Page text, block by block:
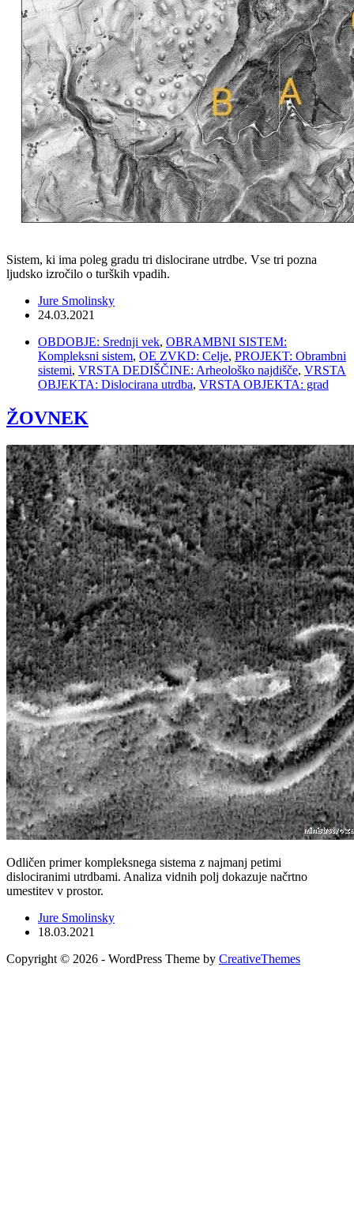
Sistem, ki ima poleg gradu tri dislocirane utrdbe. Vse tri pozna
ljudsko izročilo o turških vpadih.
Jure Smolinsky
24.03.2021
OBDOBJE: Srednji vek, OBRAMBNI SISTEM:
Kompleksni sistem, OE ZVKD: Celje, PROJEKT: Obrambni
sistemi, VRSTA DEDIŠČINE: Arheološko najdišče, VRSTA
OBJEKTA: Dislocirana utrdba, VRSTA OBJEKTA: grad
ŽOVNEK
Odličen primer kompleksnega sistema z najmanj petimi
dislociranimi utrdbami. Analiza vidnih polj dokazuje načrtno
umestitev v prostor.
Jure Smolinsky
18.03.2021
Copyright © 2026 - WordPress Theme by CreativeThemes